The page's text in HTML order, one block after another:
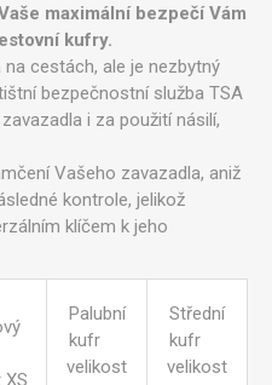
maximální bezpečí Vám
kufry.
cestách, ale je nezbytný
bezpečnostní služba TSA
i za použití násilí,
Vašeho zavazadla, aniž
kontrole, jelikož
klíčem k jeho
Palubní
kufr
velikost
Střední
kufr
velikost